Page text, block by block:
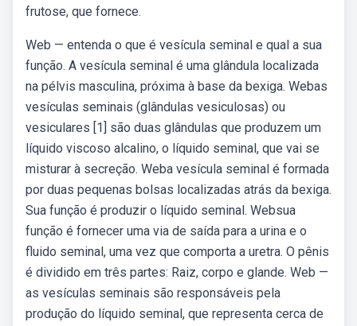
frutose, que fornece.
Web — entenda o que é vesícula seminal e qual a sua
função. A vesícula seminal é uma glândula localizada
na pélvis masculina, próxima à base da bexiga. Webas
vesículas seminais (glândulas vesiculosas) ou
vesiculares [1] são duas glândulas que produzem um
líquido viscoso alcalino, o líquido seminal, que vai se
misturar à secreção. Weba vesícula seminal é formada
por duas pequenas bolsas localizadas atrás da bexiga.
Sua função é produzir o líquido seminal. Websua
função é fornecer uma via de saída para a urina e o
fluido seminal, uma vez que comporta a uretra. O pênis
é dividido em três partes: Raiz, corpo e glande. Web —
as vesículas seminais são responsáveis pela
produção do líquido seminal, que representa cerca de